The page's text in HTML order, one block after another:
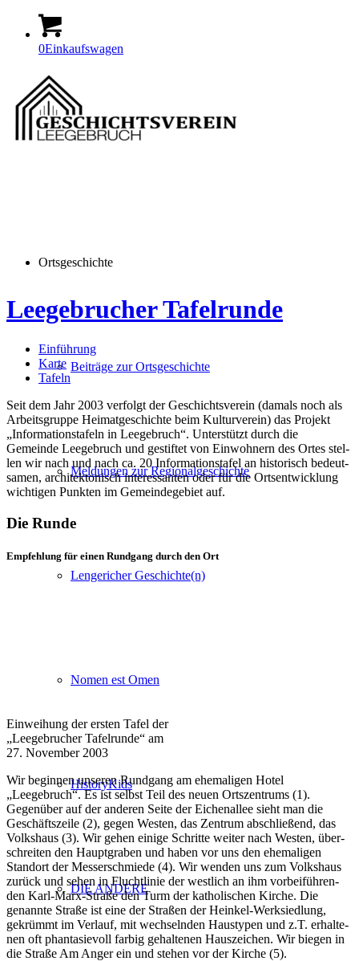
0Einkaufswagen
Ortsgeschichte
Beiträge zur Ortsgeschichte
Meldungen zur Regionalgeschichte
Lengericher Geschichte(n)
Nomen est Omen
HistoryKids
DIE ANDERE
Leegebrucher Tafelrunde
Einführung
Karte
Tafeln
Seit dem Jahr 2003 ver­folgt der Geschichtsverein (damals noch als
Arbeitsgruppe Heimatgeschichte beim Kulturverein) das Projekt
„Informationstafeln in Leegebruch“. Unterstützt durch die
Gemeinde Leegebruch und gestif­tet von Einwohnern des Ortes stel­
len wir nach und nach ca. 20 Informationstafel an his­to­risch bedeut­
sa­men, archi­tek­to­nisch inter­es­san­ten oder für die Ortsentwicklung
wich­ti­gen Punkten im Gemeindegebiet auf.
Die Runde
Empfehlung für einen Rundgang durch den Ort
Einweihung der ers­ten Tafel der
„Leegebrucher Tafelrunde“ am
27. November 2003
Wir begin­nen unse­ren Rundgang am ehe­ma­li­gen Hotel
„Leegebruch“. Es ist selbst Teil des neu­en Ortszentrums (1).
Gegenüber auf der ande­ren Seite der Eichenallee sieht man die
Geschäftszeile (2), gegen Westen, das Zentrum abschlie­ßend, das
Volkshaus (3). Wir gehen eini­ge Schritte wei­ter nach Westen, über­
schrei­ten den Hauptgraben und haben vor uns den ehe­ma­li­gen
Standort der Messerschmiede (4). Wir wen­den uns zum Volkshaus
zurück und sehen in Fluchtlinie der west­lich an ihm vor­bei­füh­ren­
den Karl-Marx-Straße den Turm der katho­li­schen Kirche. Die
genann­te Straße ist eine der Straßen der Heinkel-Werksiedlung,
gekrümmt im Verlauf, mit wech­seln­den Haustypen und z.T. erhal­te­
nen oft phan­ta­sie­voll far­big gehal­te­nen Hauszeichen. Wir bie­gen in
die Straße Am Anger ein und ste­hen vor der Kirche (5).